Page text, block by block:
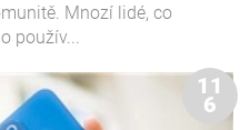
Mnozí lidé, co
použív...
11
6